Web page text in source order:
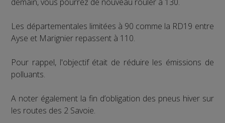
Les départementales limitées à 90 comme la RD19 entre
Ayse et Marignier repassent à 110.
Pour rappel, l'objectif était de réduire les émissions de
polluants.
A noter également la fin d’obligation des pneus hiver sur
les routes des 2 Savoie.